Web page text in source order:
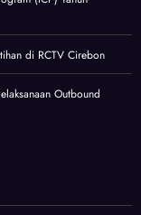
di RCTV Cirebon
Outbound